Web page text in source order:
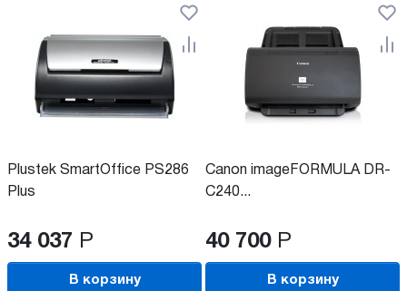
Plustek SmartOffice PS286
Plus
34 037 Р
В корзину
Canon imageFORMULA DR-
C240...
40 700 Р
В корзину